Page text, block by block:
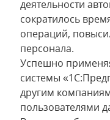
деятельности
сократилось
операций,
персонала.
Успешно
системы
другим
пользователями